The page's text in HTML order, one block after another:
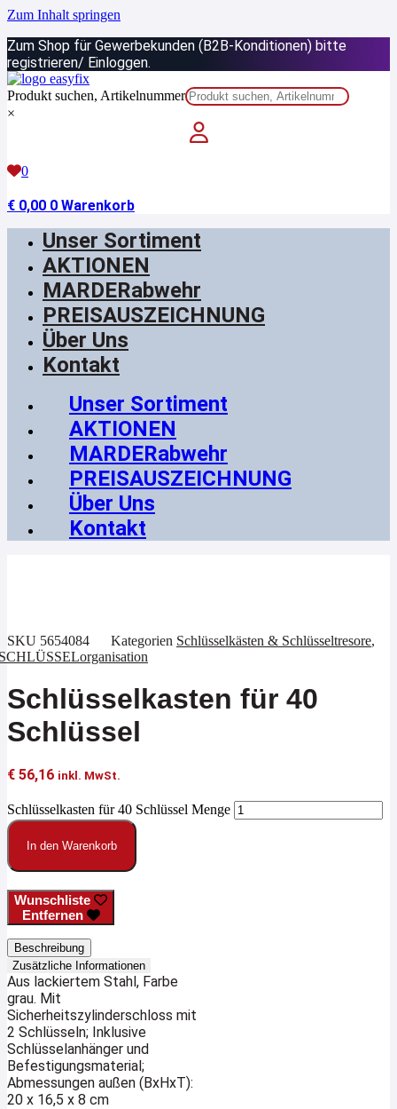
Zum Inhalt springen
Zum Shop für Gewerbekunden (B2B-Konditionen) bitte
registrieren/ Einloggen.
Produkt suchen, Artikelnummer
×
0
€ 0,00 0 Warenkorb
Unser Sortiment
AKTIONEN
MARDERabwehr
PREISAUSZEICHNUNG
Über Uns
Kontakt
Unser Sortiment
AKTIONEN
MARDERabwehr
PREISAUSZEICHNUNG
Über Uns
Kontakt
SKU 5654084 Kategorien Schlüsselkästen & Schlüsseltresore,
Schlüsselkasten für 40
Schlüssel
€ 56,16 inkl. MwSt.
Schlüsselkasten für 40 Schlüssel Menge
In den Warenkorb
Wunschliste
Entfernen
Beschreibung
Zusätzliche Informationen
Aus lackiertem Stahl, Farbe
grau. Mit
Sicherheitszylinderschloss mit
2 Schlüsseln; Inklusive
Schlüsselanhänger und
Befestigungsmaterial;
Abmessungen außen (BxHxT):
20 x 16,5 x 8 cm